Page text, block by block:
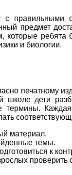
с правильными
предмет
которые ребята
и биологии.
печатному
школе дети
термины.
материал.
темы.
к
проверить